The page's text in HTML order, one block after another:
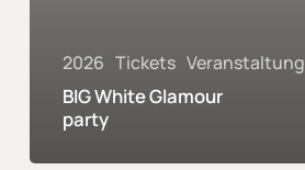
2026 Tickets Veranstaltung
BIG White Glamour
party